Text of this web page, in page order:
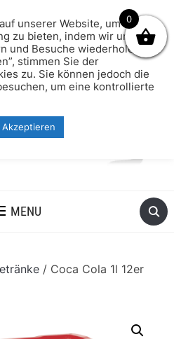
MENU
/ Coca Cola 1l 12er
unserer Website, um Ihnen
zu bieten, indem wir uns an
und Besuche wiederholen.
stimmen Sie der
zu. Sie können jedoch die
um eine kontrollierte
Akzeptieren
0